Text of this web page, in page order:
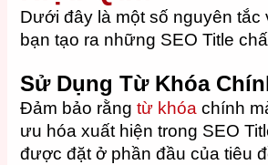
Dưới đây là một số nguyên tắc
bạn tạo ra những SEO Title
Sử Dụng Từ Khóa
Đảm bảo rằngtừ khóa chính
ưu hóa xuất hiện trong SEO
được đặt ở phần đầu của tiêu